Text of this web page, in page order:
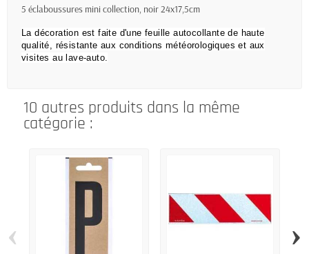
5 éclaboussures mini collection, noir 24x17,5cm
La décoration est faite d'une feuille autocollante de haute
qualité, résistante aux conditions météorologiques et aux
visites au lave-auto.
10 autres produits dans la même
catégorie :
‹ ›